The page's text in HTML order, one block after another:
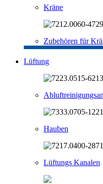
Kräne
Zubehören für
Lüftung
Hauben
Lüftungs Kanalen